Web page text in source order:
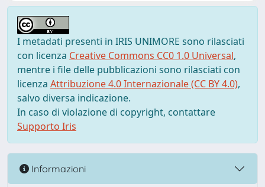
I metadati presenti in IRIS UNIMORE sono rilasciati
con licenza Creative Commons CC0 1.0 Universal,
mentre i file delle pubblicazioni sono rilasciati con
licenza Attribuzione 4.0 Internazionale (CC BY 4.0),
salvo diversa indicazione.
In caso di violazione di copyright, contattare
Supporto Iris
Informazioni